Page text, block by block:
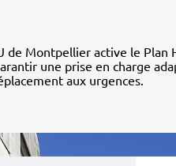
de Montpellier active le Plan
une prise en charge
aux urgences.